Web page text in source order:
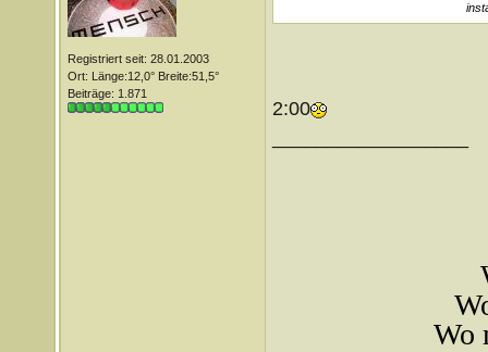
Registriert seit: 28.01.2003
Ort: Länge:12,0° Breite:51,5°
Beiträge: 1.871
2:00
Wo